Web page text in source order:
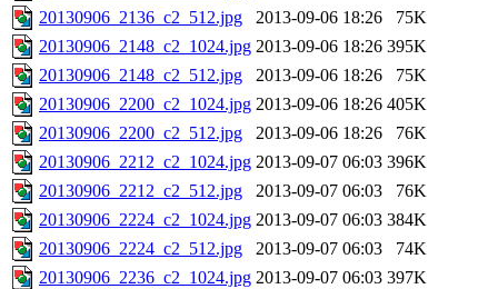
20130906_2136_c2_512.jpg
2013-09-06 18:26
75K
20130906_2148_c2_1024.jpg 2013-09-06 18:26 395K
20130906_2148_c2_512.jpg
2013-09-06 18:26
75K
20130906_2200_c2_1024.jpg 2013-09-06 18:26 405K
20130906_2200_c2_512.jpg
2013-09-06 18:26
76K
20130906_2212_c2_1024.jpg 2013-09-07 06:03 396K
20130906_2212_c2_512.jpg
2013-09-07 06:03
76K
20130906_2224_c2_1024.jpg 2013-09-07 06:03 384K
20130906_2224_c2_512.jpg
2013-09-07 06:03
74K
20130906_2236_c2_1024.jpg 2013-09-07 06:03 397K